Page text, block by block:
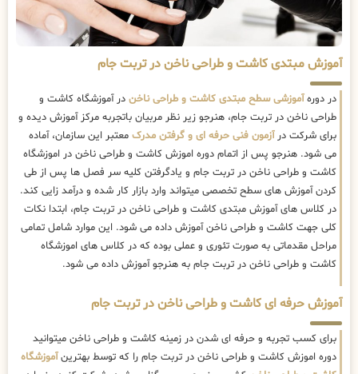
آموزش مبتدی کاشت و طراحی ناخن در تربت جام
در دورهآموزشی سطح مبتدی کاشت و طراحی ناخن در آموزشگاه کاشت و
طراحی ناخن در تربت جام، هنرجو زیر نظر مربیان باتجربه مرکز آموزش دیده و
برای شرکت درآزمون فنی حرفه ای و گرفتن مدرک معتبر این سازمان، آماده
می شود. هنرجو پس از اتمام دوره اموزش کاشت و طراحی ناخن در اموزشگاه
کاشت و طراحی ناخن در تربت جام و یادگرفتن کلیه سر فصل ها پس از طی
کردن آموزش های سطح تخصصی میتواند وارد بازار کار شده و درآمد زایی کند.
در کلاس های آموزش مبتدی کاشت و طراحی ناخن در تربت جام، ابتدا نکات
کلی جهت کاشت و طراحی ناخن آموزش داده می شود. این موارد شامل تمامی
مراحل مقدماتی به صورت تئوری و عملی بوده که در کلاس های اموزشگاه
کاشت و طراحی ناخن در تربت جام به هنرجو آموزش داده می شود.
آموزش حرفه ای کاشت و طراحی ناخن در تربت جام
برای کسب تجربه و حرفه ای شدن در زمینه کاشت و طراحی ناخن میتوانید
دوره اموزش کاشت و طراحی ناخن در تربت جام را که توسط بهترینآموزشگاه